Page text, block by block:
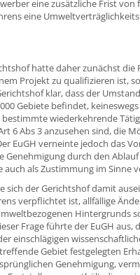
eine zusätzliche Frist
eine
hatte daher zunächst
Projekt zu qualifizieren ist,
klar, dass der
Gebiete befindet,
wiederkehrende
6 Abs 3 anzusehen sind, die
EuGH verneinte jedoch das
Genehmigung durch den
auch als Zustimmung im
sich der Gerichtshof damit
verpflichtet ist, allfällige
Hintergrunds
Frage führte der EuGH
einschlägigen
Gebiet festgelegten
Genehmigung,